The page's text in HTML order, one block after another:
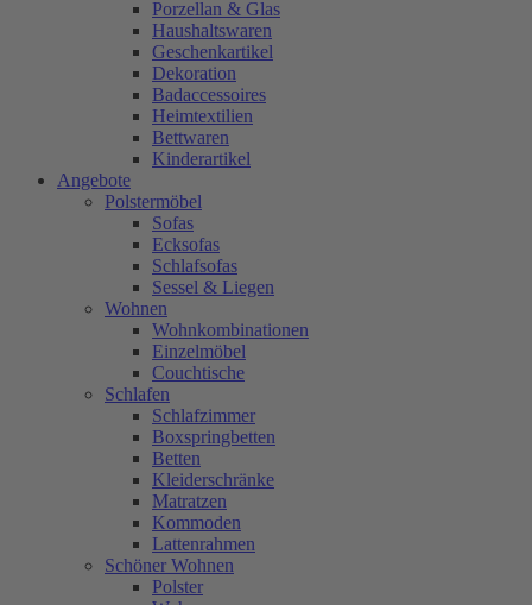
Porzellan & Glas
Haushaltswaren
Geschenkartikel
Dekoration
Badaccessoires
Heimtextilien
Bettwaren
Kinderartikel
Angebote
Polstermöbel
Sofas
Ecksofas
Schlafsofas
Sessel & Liegen
Wohnen
Wohnkombinationen
Einzelmöbel
Couchtische
Schlafen
Schlafzimmer
Boxspringbetten
Betten
Kleiderschränke
Matratzen
Kommoden
Lattenrahmen
Schöner Wohnen
Polster